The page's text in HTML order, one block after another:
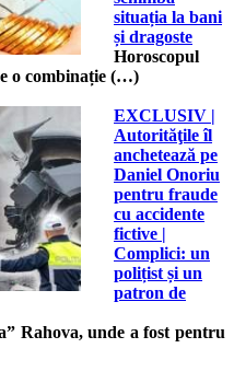
situația la bani
și dragoste
Horoscopul
o combinație (…)
EXCLUSIV |
Autorităţile îl
anchetează pe
Daniel Onoriu
pentru fraude
cu accidente
fictive |
Complici: un
polițist și un
patron de
Rahova, unde a fost pentru